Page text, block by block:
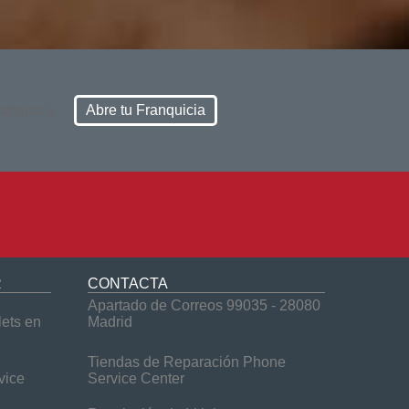
Abre tu Franquicia
en
CONTACTA
Apartado de Correos 99035 - 28080
Madrid
Tiendas de Reparación Phone
Service Center